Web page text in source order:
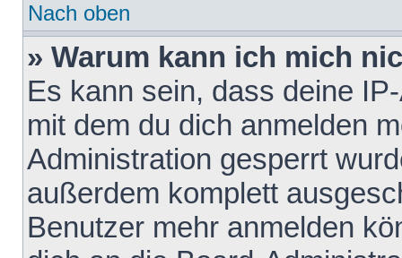
Nach oben
» Warum kann ich mich
Es kann sein, dass deine
mit dem du dich anmelden
Administration gesperrt
außerdem komplett
Benutzer mehr anmelden